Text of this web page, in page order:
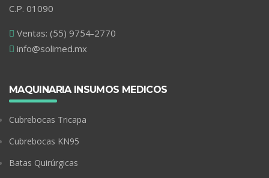
C.P. 01090
Ventas: (55) 9754-2770
info@solimed.mx
MAQUINARIA INSUMOS MEDICOS
Cubrebocas Tricapa
Cubrebocas KN95
Batas Quirúrgicas